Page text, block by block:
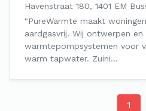
Havenstraat 180, 1401 EM
"PureWarmte maakt
aardgasvrij. Wij ontwerpen en
warmtepompsystemen voor
warm tapwater. Zuini…
1